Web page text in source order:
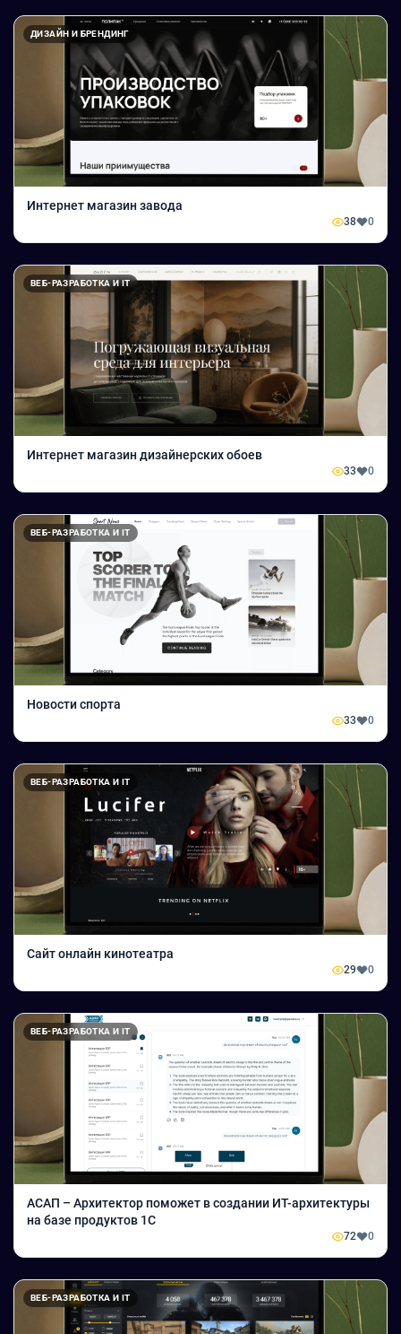
ДИЗАЙН И БРЕНДИНГ
Интернет магазин завода
38 0
ВЕБ-РАЗРАБОТКА И IT
Интернет магазин дизайнерских обоев
33 0
ВЕБ-РАЗРАБОТКА И IT
Новости спорта
33 0
ВЕБ-РАЗРАБОТКА И IT
Сайт онлайн кинотеатра
29 0
ВЕБ-РАЗРАБОТКА И IT
АСАП – Архитектор поможет в создании ИТ-архитектуры
на базе продуктов 1С
72 0
ВЕБ-РАЗРАБОТКА И IT